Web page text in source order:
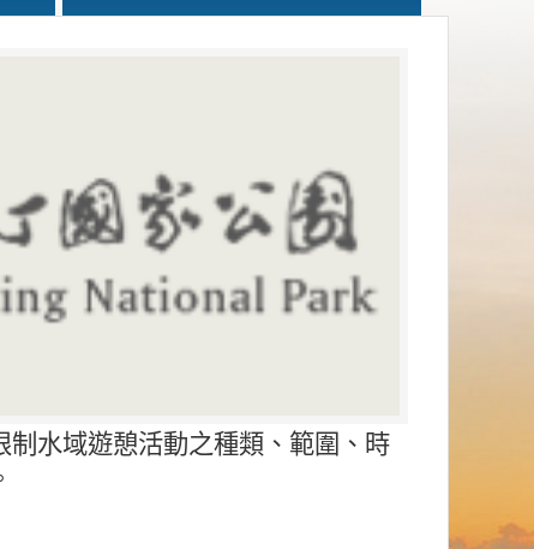
水域遊憩活動之種類、範圍、時